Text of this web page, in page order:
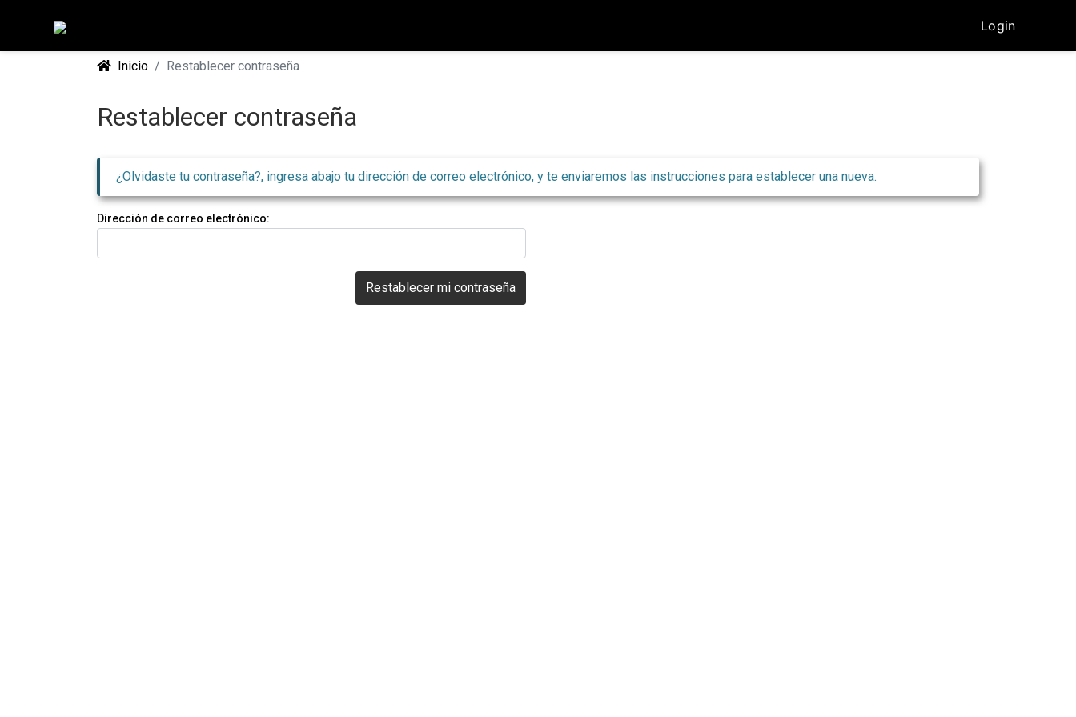
Login
Inicio Restablecer contraseña
Restablecer contraseña
¿Olvidaste tu contraseña?, ingresa abajo tu dirección de correo electrónico, y te enviaremos las instrucciones para establecer una nueva.
Dirección de correo electrónico: